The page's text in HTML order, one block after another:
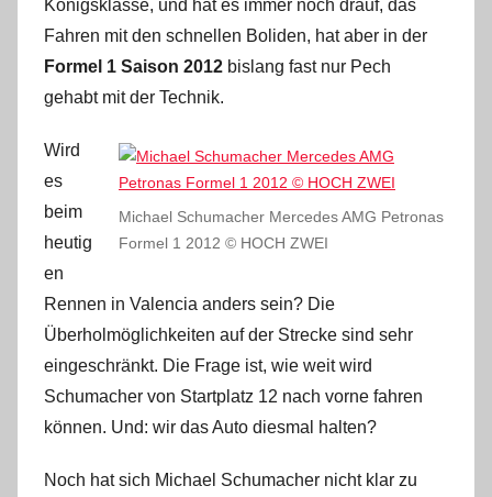
Königsklasse, und hat es immer noch drauf, das
Fahren mit den schnellen Boliden, hat aber in der
Formel 1 Saison 2012 bislang fast nur Pech
gehabt mit der Technik.
Michael Schumacher Mercedes AMG Petronas
Formel 1 2012 © HOCH ZWEI
Wird
es
beim
heutig
en
Rennen in Valencia anders sein? Die
Überholmöglichkeiten auf der Strecke sind sehr
eingeschränkt. Die Frage ist, wie weit wird
Schumacher von Startplatz 12 nach vorne fahren
können. Und: wir das Auto diesmal halten?
Noch hat sich Michael Schumacher nicht klar zu